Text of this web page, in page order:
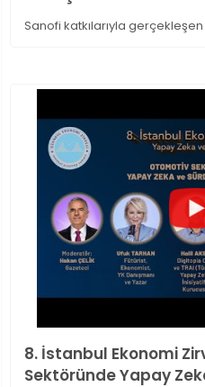
Sanofi katkılarıyla
8. İstanbul Ekonomi
Sektöründe Yapay